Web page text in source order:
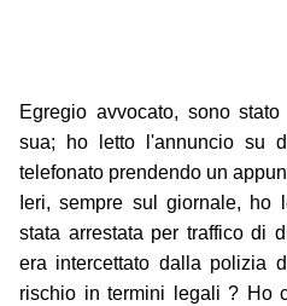
Egregio avvocato, sono
sua; ho letto l'annuncio su
telefonato prendendo un
Ieri, sempre sul giornale, ho
stata arrestata per traffico di
era intercettato dalla polizia
rischio in termini legali ? Ho